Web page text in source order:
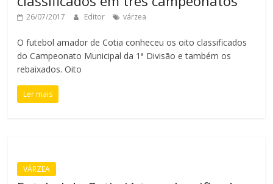
26/07/2017 Editor várzea
O futebol amador de Cotia conheceu os oito classificados
do Campeonato Municipal da 1ª Divisão e também os
rebaixados. Oito
Ler mais
VÁRZEA